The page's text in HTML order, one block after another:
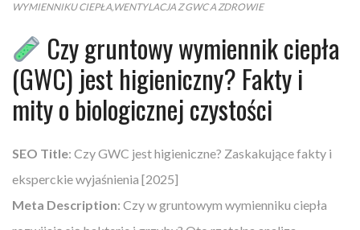
WYMIENNIKU CIEPŁA,WENTYLACJA Z GWC A ZDROWIE
Czy gruntowy wymiennik ciepła
(GWC) jest higieniczny? Fakty i
mity o biologicznej czystości
SEO Title: Czy GWC jest higieniczne? Zaskakujące fakty i
eksperckie wyjaśnienia [2025]
Meta Description: Czy w gruntowym wymienniku ciepła